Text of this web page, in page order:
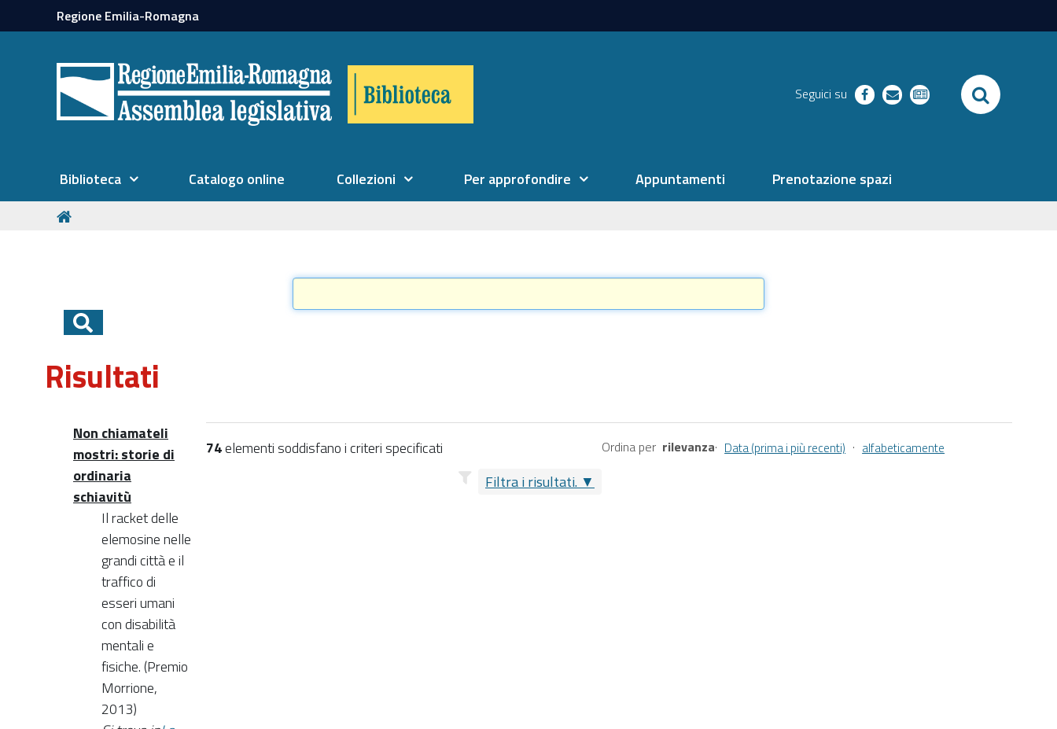
Regione Emilia-Romagna
Seguici su facebookrichiestenewsletter SEARCH
Biblioteca Catalogo online Collezioni Per approfondire Appuntamenti Prenotazione spazi
Risultati
74elementi soddisfano i criteri specificati
Filtra i risultati.
Ordina per rilevanza· Data (prima i più recenti) · alfabeticamente
Non chiamateli
mostri: storie di
ordinaria
schiavitù
Il racket delle
elemosine nelle
grandi città e il
traffico di
esseri umani
con disabilità
mentali e
fisiche. (Premio
Morrione,
2013)